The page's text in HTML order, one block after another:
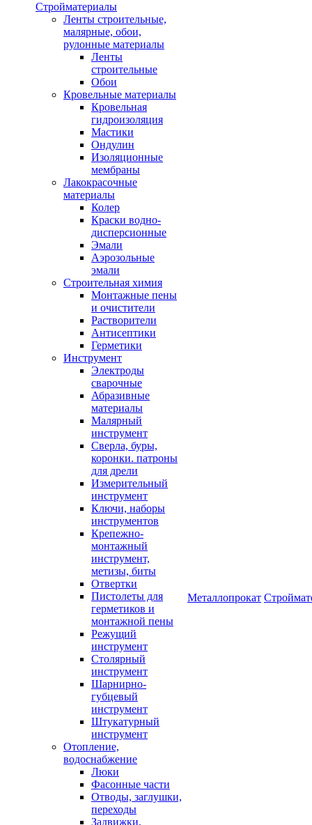
Стройматериалы
Ленты строительные,
малярные, обои,
рулонные материалы
Ленты
строительные
Обои
Кровельные материалы
Кровельная
гидроизоляция
Мастики
Ондулин
Изоляционные
мембраны
Лакокрасочные
материалы
Колер
Краски водно-
дисперсионные
Эмали
Аэрозольные
эмали
Строительная химия
Монтажные пены
и очистители
Растворители
Антисептики
Герметики
Инструмент
Электроды
сварочные
Абразивные
материалы
Малярный
инструмент
Сверла, буры,
коронки. патроны
для дрели
Измерительный
инструмент
Ключи, наборы
инструментов
Крепежно-
монтажный
инструмент,
метизы, биты
Отвертки
Пистолеты для
герметиков и
монтажной пены
Режущий
инструмент
Столярный
инструмент
Шарнирно-
губцевый
инструмент
Штукатурный
инструмент
Отопление,
водоснабжение
Люки
Фасонные части
Отводы, заглушки,
переходы
Задвижки,
Металлопрокат